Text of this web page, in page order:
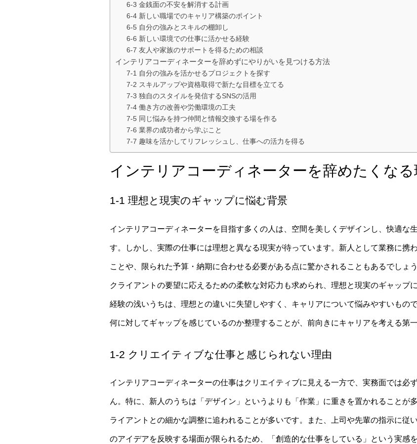
6-3 金銭面の不安を解消する計画
6-4 新しい職場でのキャリア構築のポイント
6-5 自分の強みとスキルの棚卸し
6-6 新しい環境での仕事に活かせる経験
6-7 友人や家族のサポートを得るための相談
インテリアコーディネーターを辞めずにやりがいを見つける方法
7-1 自分の強みを活かせるプロジェクトを探す
7-2 スキルアップや資格取得で新たな目標を立てる
7-3 独自のスタイルを発信するSNSの活用
7-4 働き方の改善や労働環境の工夫
7-5 同じ悩みを持つ仲間と情報交換する場を作る
7-6 業界の成功者から学ぶこと
7-7 趣味を活かしてリフレッシュし、仕事への活力を得る
インテリアコーディネーターを辞めたくなる
1-1 理想と現実のギャップに悩む背景
インテリアコーディネーターを目指す多くの人は、空間を美しくデザインし、快適な
す。しかし、実際の仕事には理想と異なる現実が待っています。新人として業務に携
ことや、限られた予算・納期に合わせる必要がある点に驚かされることもあるでしょ
クライアントの要望に応えるための柔軟な対応力も求められ、理想と現実のギャップ
経験の浅いうちは、理想との違いに失望しやすく、キャリアについて悩みやすいもの
何に対してギャップを感じているのか整理することが、前向きにキャリアを考える第
1-2 クリエイティブな仕事と感じられない理由
インテリアコーディネーターの仕事はクリエイティブに見える一方で、実務面では必
ん。特に、新人のうちは「デザイン」というよりも「作業」に重きを置かれることが
ライアントとの細かな調整に追われることが多いです。また、上司や先輩の指示に従
のアイデアを反映する場面が限られるため、「創造的な仕事をしている」という実感